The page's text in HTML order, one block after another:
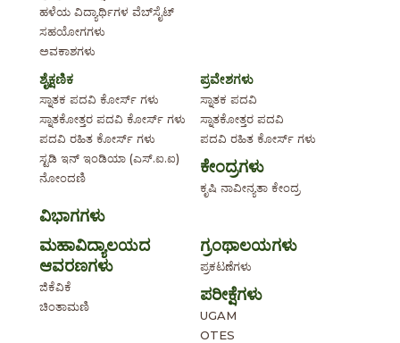
ಹಳೆಯ ವಿದ್ಯಾರ್ಥಿಗಳ ವೆಬ್‌ಸೈಟ್
ಸಹಯೋಗಗಳು
ಅವಕಾಶಗಳು
ಶೈಕ್ಷಣಿಕ
ಸ್ನಾತಕ ಪದವಿ ಕೋರ್ಸ್ ಗಳು
ಸ್ನಾತಕೋತ್ತರ ಪದವಿ ಕೋರ್ಸ್ ಗಳು
ಪದವಿ ರಹಿತ ಕೋರ್ಸ್ ಗಳು
ಸ್ಟಡಿ ಇನ್ ಇಂಡಿಯಾ (ಎಸ್.ಐ.ಐ)
ನೋಂದಣಿ
ಪ್ರವೇಶಗಳು
ಸ್ನಾತಕ ಪದವಿ
ಸ್ನಾತಕೋತ್ತರ ಪದವಿ
ಪದವಿ ರಹಿತ ಕೋರ್ಸ್ ಗಳು
ಕೇಂದ್ರಗಳು
ಕೃಷಿ ನಾವೀನ್ಯತಾ ಕೇಂದ್ರ
ವಿಭಾಗಗಳು
ಮಹಾವಿದ್ಯಾಲಯದ
ಆವರಣಗಳು
ಜಿಕೆವಿಕೆ
ಚಿಂತಾಮಣಿ
ಗ್ರಂಥಾಲಯಗಳು
ಪ್ರಕಟಣೆಗಳು
ಪರೀಕ್ಷೆಗಳು
UGAM
OTES